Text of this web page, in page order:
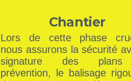
Chantier
Lors de cette phase
nous assurons la sécurité
signature des
prévention, le balisage